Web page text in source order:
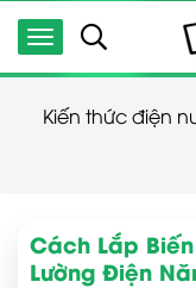
Kiến thức điện
Cách Lắp
Lường Điện